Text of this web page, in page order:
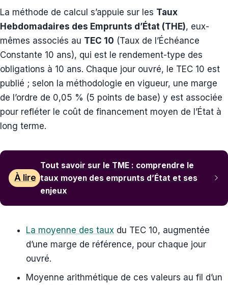
La méthode de calcul s’appuie sur les Taux
Hebdomadaires des Emprunts d’État (THE), eux-
mêmes associés au TEC 10 (Taux de l’Échéance
Constante 10 ans), qui est le rendement-type des
obligations à 10 ans. Chaque jour ouvré, le TEC 10 est
publié ; selon la méthodologie en vigueur, une marge
de l’ordre de 0,05 % (5 points de base) y est associée
pour refléter le coût de financement moyen de l’État à
long terme.
À lire
Tout savoir sur le TME : comprendre le
taux moyen des emprunts d’État et ses
enjeux
La moyenne des taux du TEC 10, augmentée
d’une marge de référence, pour chaque jour
ouvré.
Moyenne arithmétique de ces valeurs au fil d’un